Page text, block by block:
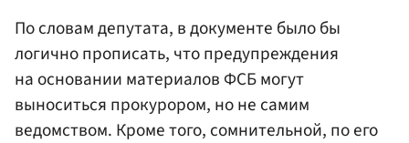
По словам депутата, в документе было бы
логично прописать, что предупреждения
на основании материалов ФСБ могут
выноситься прокурором, но не самим
ведомством. Кроме того, сомнительной, по его